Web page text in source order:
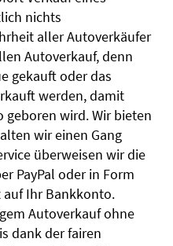
nichts
aller Autoverkäufer
Autoverkauf, denn
gekauft oder das
werden, damit
wird. Wir bieten
wir einen Gang
überweisen wir die
PayPal oder in Form
Ihr Bankkonto.
Autoverkauf ohne
dank der fairen